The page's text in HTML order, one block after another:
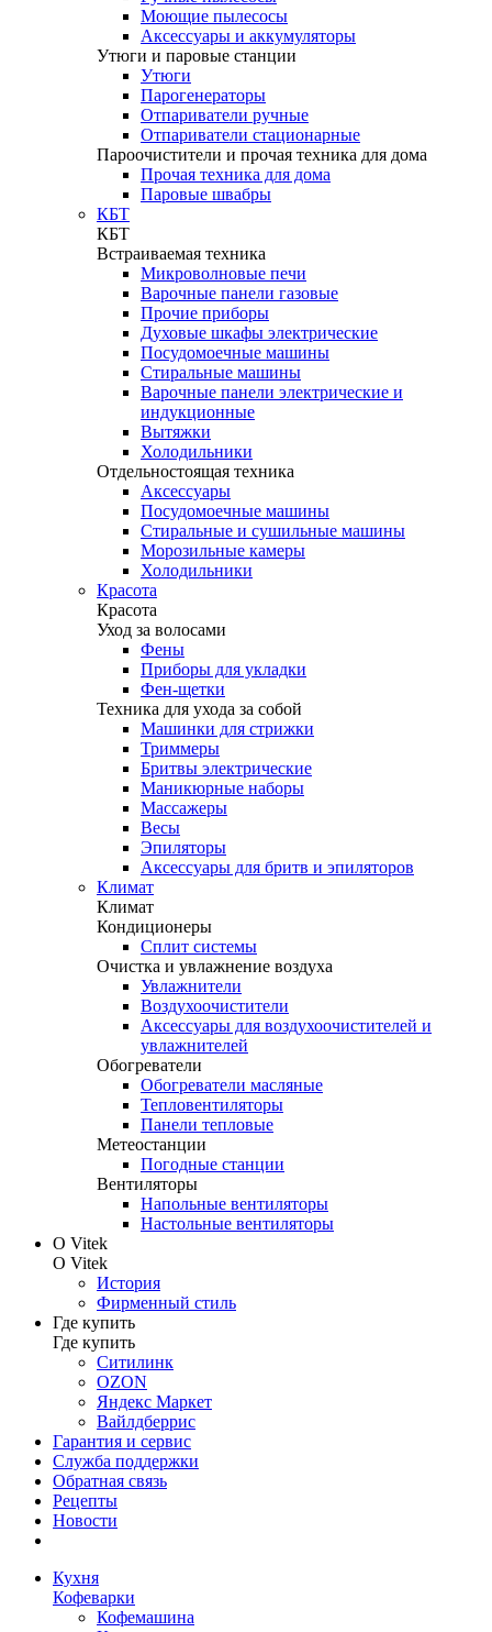
Моющие пылесосы
Аксессуары и аккумуляторы
Утюги и паровые станции
Утюги
Парогенераторы
Отпариватели ручные
Отпариватели стационарные
Пароочистители и прочая техника для дома
Прочая техника для дома
Паровые швабры
КБТ
КБТ
Встраиваемая техника
Микроволновые печи
Варочные панели газовые
Прочие приборы
Духовые шкафы электрические
Посудомоечные машины
Стиральные машины
Варочные панели электрические и
индукционные
Вытяжки
Холодильники
Отдельностоящая техника
Аксессуары
Посудомоечные машины
Стиральные и сушильные машины
Морозильные камеры
Холодильники
Красота
Красота
Уход за волосами
Фены
Приборы для укладки
Фен-щетки
Техника для ухода за собой
Машинки для стрижки
Триммеры
Бритвы электрические
Маникюрные наборы
Массажеры
Весы
Эпиляторы
Аксессуары для бритв и эпиляторов
Климат
Климат
Кондиционеры
Сплит системы
Очистка и увлажнение воздуха
Увлажнители
Воздухоочистители
Аксессуары для воздухоочистителей и
увлажнителей
Обогреватели
Обогреватели масляные
Тепловентиляторы
Панели тепловые
Метеостанции
Погодные станции
Вентиляторы
Напольные вентиляторы
Настольные вентиляторы
О Vitek
О Vitek
История
Фирменный стиль
Где купить
Где купить
Ситилинк
OZON
Яндекс Маркет
Вайлдберрис
Гарантия и сервис
Служба поддержки
Обратная связь
Рецепты
Новости
Кухня
Кофеварки
Кофемашина